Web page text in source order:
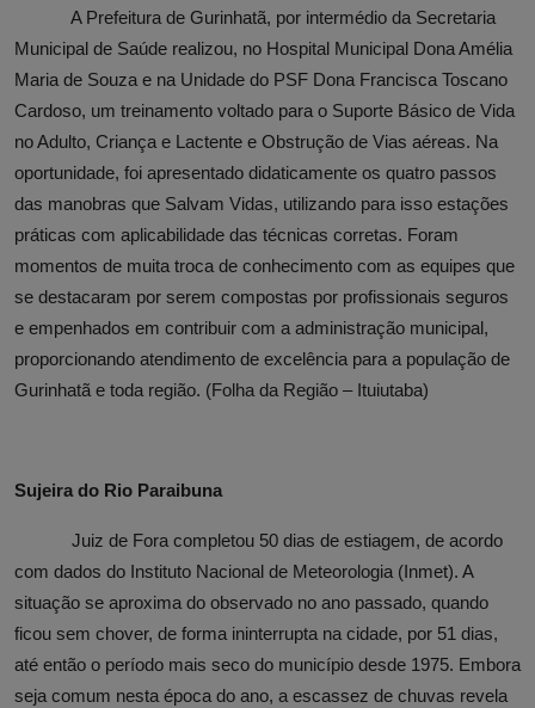
A Prefeitura de Gurinhatã, por intermédio da Secretaria
Municipal de Saúde realizou, no Hospital Municipal Dona Amélia
Maria de Souza e na Unidade do PSF Dona Francisca Toscano
Cardoso, um treinamento voltado para o Suporte Básico de Vida
no Adulto, Criança e Lactente e Obstrução de Vias aéreas. Na
oportunidade, foi apresentado didaticamente os quatro passos
das manobras que Salvam Vidas, utilizando para isso estações
práticas com aplicabilidade das técnicas corretas. Foram
momentos de muita troca de conhecimento com as equipes que
se destacaram por serem compostas por profissionais seguros
e empenhados em contribuir com a administração municipal,
proporcionando atendimento de excelência para a população de
Gurinhatã e toda região. (Folha da Região – Ituiutaba)
Sujeira do Rio Paraibuna
Juiz de Fora completou 50 dias de estiagem, de acordo
com dados do Instituto Nacional de Meteorologia (Inmet). A
situação se aproxima do observado no ano passado, quando
ficou sem chover, de forma ininterrupta na cidade, por 51 dias,
até então o período mais seco do município desde 1975. Embora
seja comum nesta época do ano, a escassez de chuvas revela